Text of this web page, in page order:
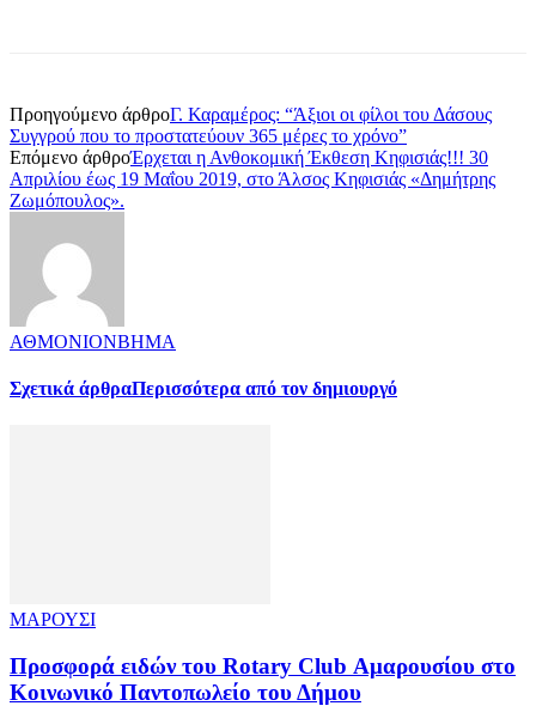
Προηγούμενο άρθροΓ. Καραμέρος: “Άξιοι οι φίλοι του Δάσους
Συγγρού που το προστατεύουν 365 μέρες το χρόνο”
Επόμενο άρθροΈρχεται η Ανθοκομική Έκθεση Κηφισιάς!!! 30
Απριλίου έως 19 Μαΐου 2019, στο Άλσος Κηφισιάς «Δημήτρης
Ζωμόπουλος».
ΑΘΜΟΝΙΟΝΒΗΜΑ
Σχετικά άρθραΠερισσότερα από τον δημιουργό
ΜΑΡΟΥΣΙ
Προσφορά ειδών του Rotary Club Αμαρουσίου στο
Κοινωνικό Παντοπωλείο του Δήμου